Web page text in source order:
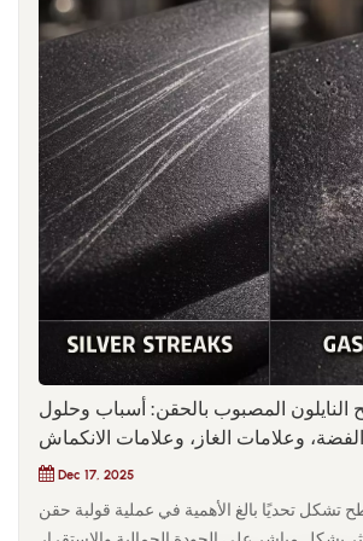
GF50 انخفاض عمر القالب من 800,000 دورة متوقعة إلى أقل من
مما أدى إلى زيادة تكاليف التصنيع الخفية بأكثر من
يمثل اختيار محتوى الألياف الزجاجية توازناً
المعالجة، واقتصاديات التصنيع، بدلاً من
السعي لتحقيق أقصى قدر من التعزيز.ement.
المصبوب بالحقن: أسباب وحلول
وعلامات الغاز، وعلامات الانكماش
Dec 17, 2025
تشكل تحديًا بالغ الأهمية في عملية قولبة حقن